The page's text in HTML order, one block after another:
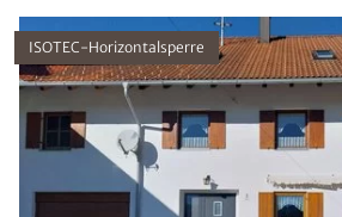
ISOTEC-Horizontalsperre